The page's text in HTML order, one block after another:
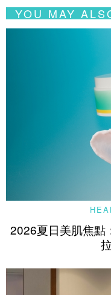
YOU MAY
2026夏日美肌焦點